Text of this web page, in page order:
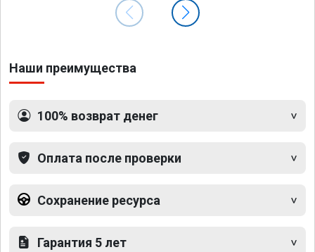
Наши преимущества
100% возврат денег
Оплата после проверки
Сохранение ресурса
Гарантия 5 лет